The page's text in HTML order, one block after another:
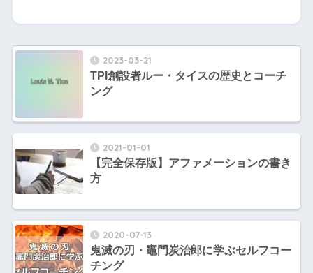
2023-03-21
TPI創設者ルー・タイスの歴史とコーチ
ング
2021-01-01
【完全保存版】アファメーションの書き
方
2020-07-13
鬼滅の刃・竈門炭治郎に学ぶセルフコー
チング